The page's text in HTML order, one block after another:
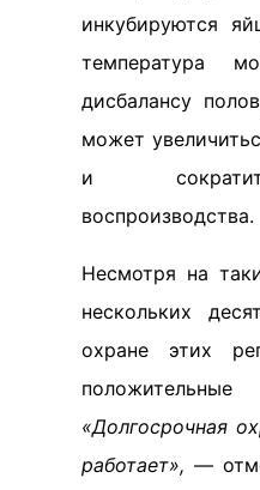
инкубируются
температура
дисбалансу
может
и
Несмотря на
нескольких
охране этих
«Долгосрочная
работает», —